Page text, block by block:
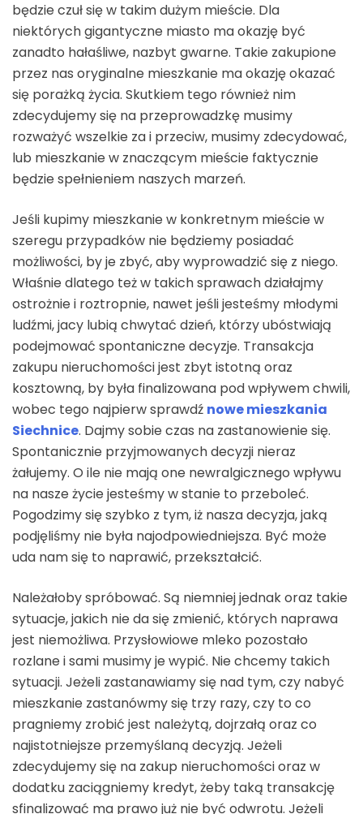
będzie czuł się w takim dużym mieście. Dla
niektórych gigantyczne miasto ma okazję być
zanadto hałaśliwe, nazbyt gwarne. Takie zakupione
przez nas oryginalne mieszkanie ma okazję okazać
się porażką życia. Skutkiem tego również nim
zdecydujemy się na przeprowadzkę musimy
rozważyć wszelkie za i przeciw, musimy zdecydować,
lub mieszkanie w znaczącym mieście faktycznie
będzie spełnieniem naszych marzeń.
Jeśli kupimy mieszkanie w konkretnym mieście w
szeregu przypadków nie będziemy posiadać
możliwości, by je zbyć, aby wyprowadzić się z niego.
Właśnie dlatego też w takich sprawach działajmy
ostrożnie i roztropnie, nawet jeśli jesteśmy młodymi
ludźmi, jacy lubią chwytać dzień, którzy ubóstwiają
podejmować spontaniczne decyzje. Transakcja
zakupu nieruchomości jest zbyt istotną oraz
kosztowną, by była finalizowana pod wpływem chwili,
wobec tego najpierw sprawdź nowe mieszkania
Siechnice. Dajmy sobie czas na zastanowienie się.
Spontanicznie przyjmowanych decyzji nieraz
żałujemy. O ile nie mają one newralgicznego wpływu
na nasze życie jesteśmy w stanie to przeboleć.
Pogodzimy się szybko z tym, iż nasza decyzja, jaką
podjęliśmy nie była najodpowiedniejsza. Być może
uda nam się to naprawić, przekształcić.
Należałoby spróbować. Są niemniej jednak oraz takie
sytuacje, jakich nie da się zmienić, których naprawa
jest niemożliwa. Przysłowiowe mleko pozostało
rozlane i sami musimy je wypić. Nie chcemy takich
sytuacji. Jeżeli zastanawiamy się nad tym, czy nabyć
mieszkanie zastanówmy się trzy razy, czy to co
pragniemy zrobić jest należytą, dojrzałą oraz co
najistotniejsze przemyślaną decyzją. Jeżeli
zdecydujemy się na zakup nieruchomości oraz w
dodatku zaciągniemy kredyt, żeby taką transakcję
sfinalizować ma prawo już nie być odwrotu. Jeżeli